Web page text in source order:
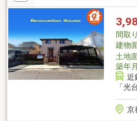
３．買い替え等も対応できる売却
間取り
建物
土地
築年月
近
「光
京